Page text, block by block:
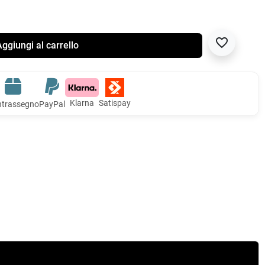
al carrello favorite_border
PayPal Klarna Satispay